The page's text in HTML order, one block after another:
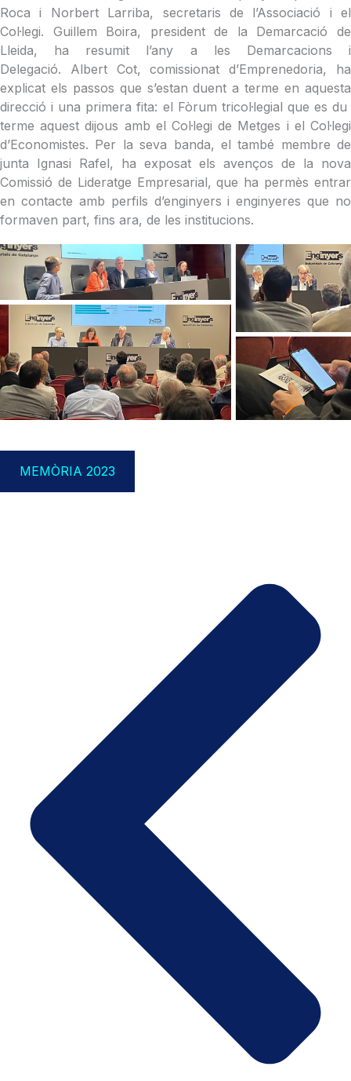
Roca i Norbert Larriba, secretaris de l’Associació i el
Col·legi. Guillem Boira, president de la Demarcació de
Lleida, ha resumit l’any a les Demarcacions i
Delegació. Albert Cot, comissionat d’Emprenedoria, ha
explicat els passos que s’estan duent a terme en aquesta
direcció i una primera fita: el Fòrum tricol·legial que es du
terme aquest dijous amb el Col·legi de Metges i el Col·legi
d’Economistes. Per la seva banda, el també membre de
junta Ignasi Rafel, ha exposat els avenços de la nova
Comissió de Lideratge Empresarial, que ha permès entrar
en contacte amb perfils d’enginyers i enginyeres que no
formaven part, fins ara, de les institucions.
MEMÒRIA 2023